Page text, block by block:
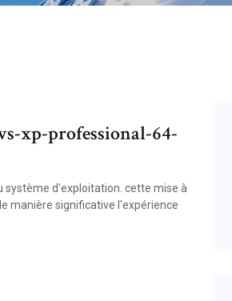
xp-professional-64-
système d'exploitation. cette mise à
manière significative l'expérience